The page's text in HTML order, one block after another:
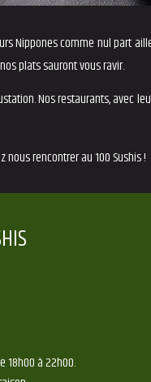
Nippones comme nul part
plats sauront vous ravir.
Nos restaurants, avec
nous rencontrer au 100 Sushis !
18h00 à 22h00.